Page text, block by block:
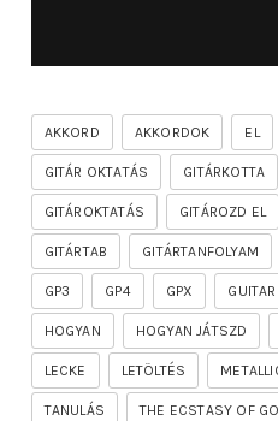
AKKORD AKKORDOK EL
GITÁR OKTATÁS GITÁRKOTTA
GITÁROKTATÁS GITÁROZD EL
GITÁRTAB GITÁRTANFOLYAM
GP3 GP4 GPX
HOGYAN HOGYAN JÁTSZD
LECKE LETÖLTÉS
TANULÁS THE ECSTASY OF